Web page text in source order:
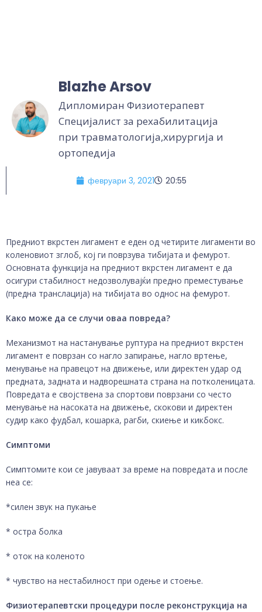
Blazhe Arsov
Дипломиран Физиотерапевт
Специјалист за рехабилитација
при травматологија,хирургија и
ортопедија
февруари 3, 2021 20:55
Предниот вкрстен лигамент е еден од четирите лигаменти во
коленовиот зглоб, кој ги поврзува тибијата и фемурот.
Основната функција на предниот вкрстен лигамент е да
осигури стабилност недозволувајќи предно преместување
(предна транслација) на тибијата во однос на фемурот.
Како може да се случи оваа повреда?
Механизмот на настанување руптура на предниот вкрстен
лигамент е поврзан со нагло запирање, нагло вртење,
менување на правецот на движење, или директен удар од
предната, задната и надворешната страна на потколеницата.
Повредата е својствена за спортови поврзани со често
менување на насоката на движење, скокови и директен
судир како фудбал, кошарка, рагби, скиење и кикбокс.
Симптоми
Симптомите кои се јавуваат за време на повредата и после
неа се:
*силен звук на пукање
* остра болка
* оток на коленото
* чувство на нестабилност при одење и стоење.
Физиотерапевтски процедури после реконструкција на